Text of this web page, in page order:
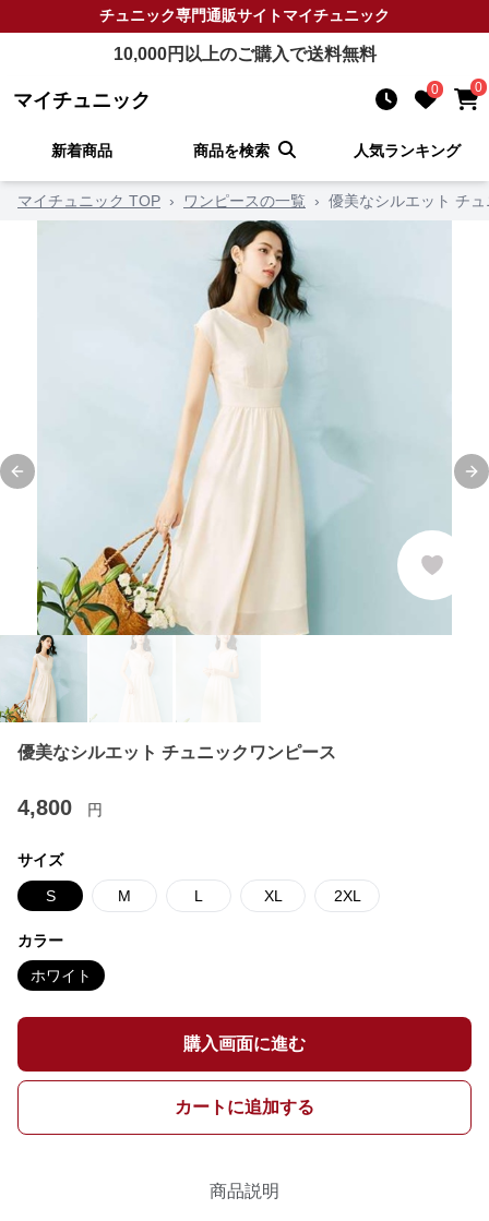
チュニック専門通販サイトマイチュニック
10,000円以上のご購入で送料無料
マイチュニック 0 0
新着商品 商品を検索 人気ランキング
マイチュニック TOP › ワンピースの一覧 › 優美なシルエット チ
Previous slide
優美なシルエット チュニックワンピース
4,800 円
サイズ
S M L XL 2XL
カラー
ホワイト
購入画面に進む
カートに追加する
商品説明